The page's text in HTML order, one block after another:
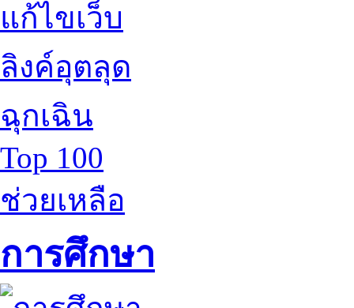
แก้ไขเว็บ
ลิงค์อุตลุด
ฉุกเฉิน
Top 100
ช่วยเหลือ
การศึกษา